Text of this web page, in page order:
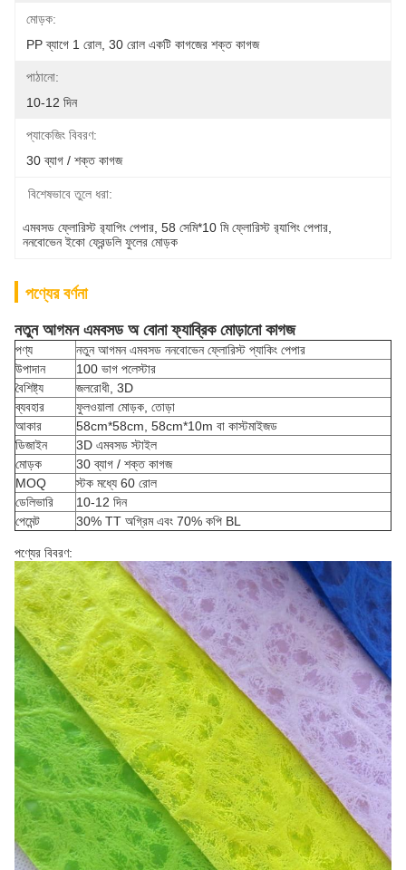
মোড়ক:
PP ব্যাগে 1 রোল, 30 রোল একটি কাগজের শক্ত কাগজ
পাঠানো:
10-12 দিন
প্যাকেজিং বিবরণ:
30 ব্যাগ / শক্ত কাগজ
বিশেষভাবে তুলে ধরা:
এমবসড ফ্লোরিস্ট র‍্যাপিং পেপার 58 সেমি*10 মি ফ্লোরিস্ট র‍্যাপিং পেপার
ননবোভেন ইকো ফ্রেন্ডলি ফুলের মোড়ক
পণ্যের বর্ণনা
নতুন আগমন এমবসড অ বোনা ফ্যাব্রিক মোড়ানো কাগজ
পণ্য
নতুন আগমন এমবসড ননবোভেন ফ্লোরিস্ট প্যাকিং পেপার
উপাদান
100 ভাগ পলেস্টার
বৈশিষ্ট্য
জলরোধী, 3D
ব্যবহার
ফুলওয়ালা মোড়ক, তোড়া
আকার
58cm*58cm, 58cm*10m বা কাস্টমাইজড
ডিজাইন
3D এমবসড স্টাইল
মোড়ক
30 ব্যাগ / শক্ত কাগজ
MOQ
স্টক মধ্যে 60 রোল
ডেলিভারি
10-12 দিন
পেমেন্ট
30% TT অগ্রিম এবং 70% কপি BL
পণ্যের বিবরণ: